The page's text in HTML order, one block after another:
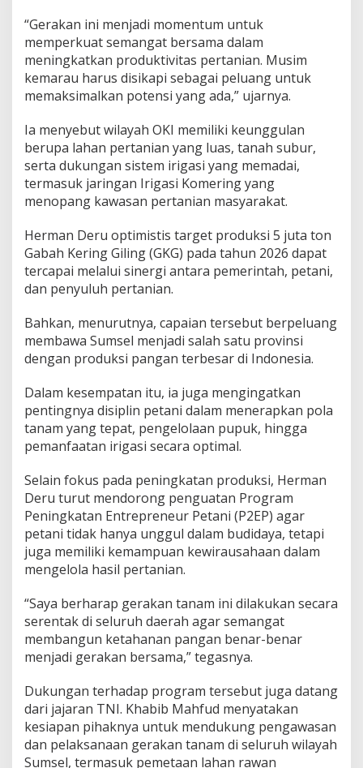
a
a
h
S
u
m
e
l
T
e
b
s
5
t
T
o
n
“Gerakan ini menjadi momentum untuk
memperkuat semangat bersama dalam
meningkatkan produktivitas pertanian. Musim
kemarau harus disikapi sebagai peluang untuk
memaksimalkan potensi yang ada,” ujarnya.
Ia menyebut wilayah OKI memiliki keunggulan
berupa lahan pertanian yang luas, tanah subur,
serta dukungan sistem irigasi yang memadai,
termasuk jaringan Irigasi Komering yang
menopang kawasan pertanian masyarakat.
Herman Deru optimistis target produksi 5 juta ton
Gabah Kering Giling (GKG) pada tahun 2026 dapat
tercapai melalui sinergi antara pemerintah, petani,
dan penyuluh pertanian.
Bahkan, menurutnya, capaian tersebut berpeluang
membawa Sumsel menjadi salah satu provinsi
dengan produksi pangan terbesar di Indonesia.
Dalam kesempatan itu, ia juga mengingatkan
pentingnya disiplin petani dalam menerapkan pola
tanam yang tepat, pengelolaan pupuk, hingga
pemanfaatan irigasi secara optimal.
Selain fokus pada peningkatan produksi, Herman
Deru turut mendorong penguatan Program
Peningkatan Entrepreneur Petani (P2EP) agar
petani tidak hanya unggul dalam budidaya, tetapi
juga memiliki kemampuan kewirausahaan dalam
mengelola hasil pertanian.
“Saya berharap gerakan tanam ini dilakukan secara
serentak di seluruh daerah agar semangat
membangun ketahanan pangan benar-benar
menjadi gerakan bersama,” tegasnya.
Dukungan terhadap program tersebut juga datang
dari jajaran TNI. Khabib Mahfud menyatakan
kesiapan pihaknya untuk mendukung pengawasan
dan pelaksanaan gerakan tanam di seluruh wilayah
Sumsel, termasuk pemetaan lahan rawan